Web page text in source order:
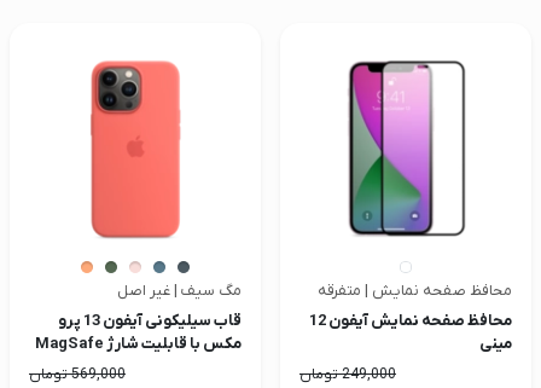
اپل واچ
لوازم جانبی
صدا و تصویر
قیمت روز
محصولات کارکرده
تماس با ما
محافظ صفحه نمایش | متفرقه
محافظ صفحه نمایش آیفون 12
مینی
249,000تومان
مگ سیف | غیر اصل
قاب سیلیکونی آیفون 13 پرو
مکس با قابلیت شارژ MagSafe
569,000تومان